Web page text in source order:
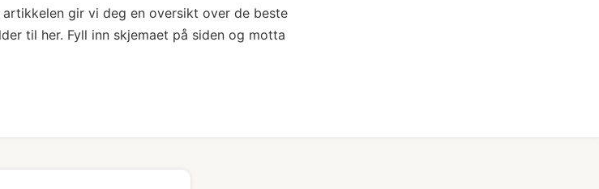
gir vi deg en oversikt over de beste
til her. Fyll inn skjemaet på siden og motta